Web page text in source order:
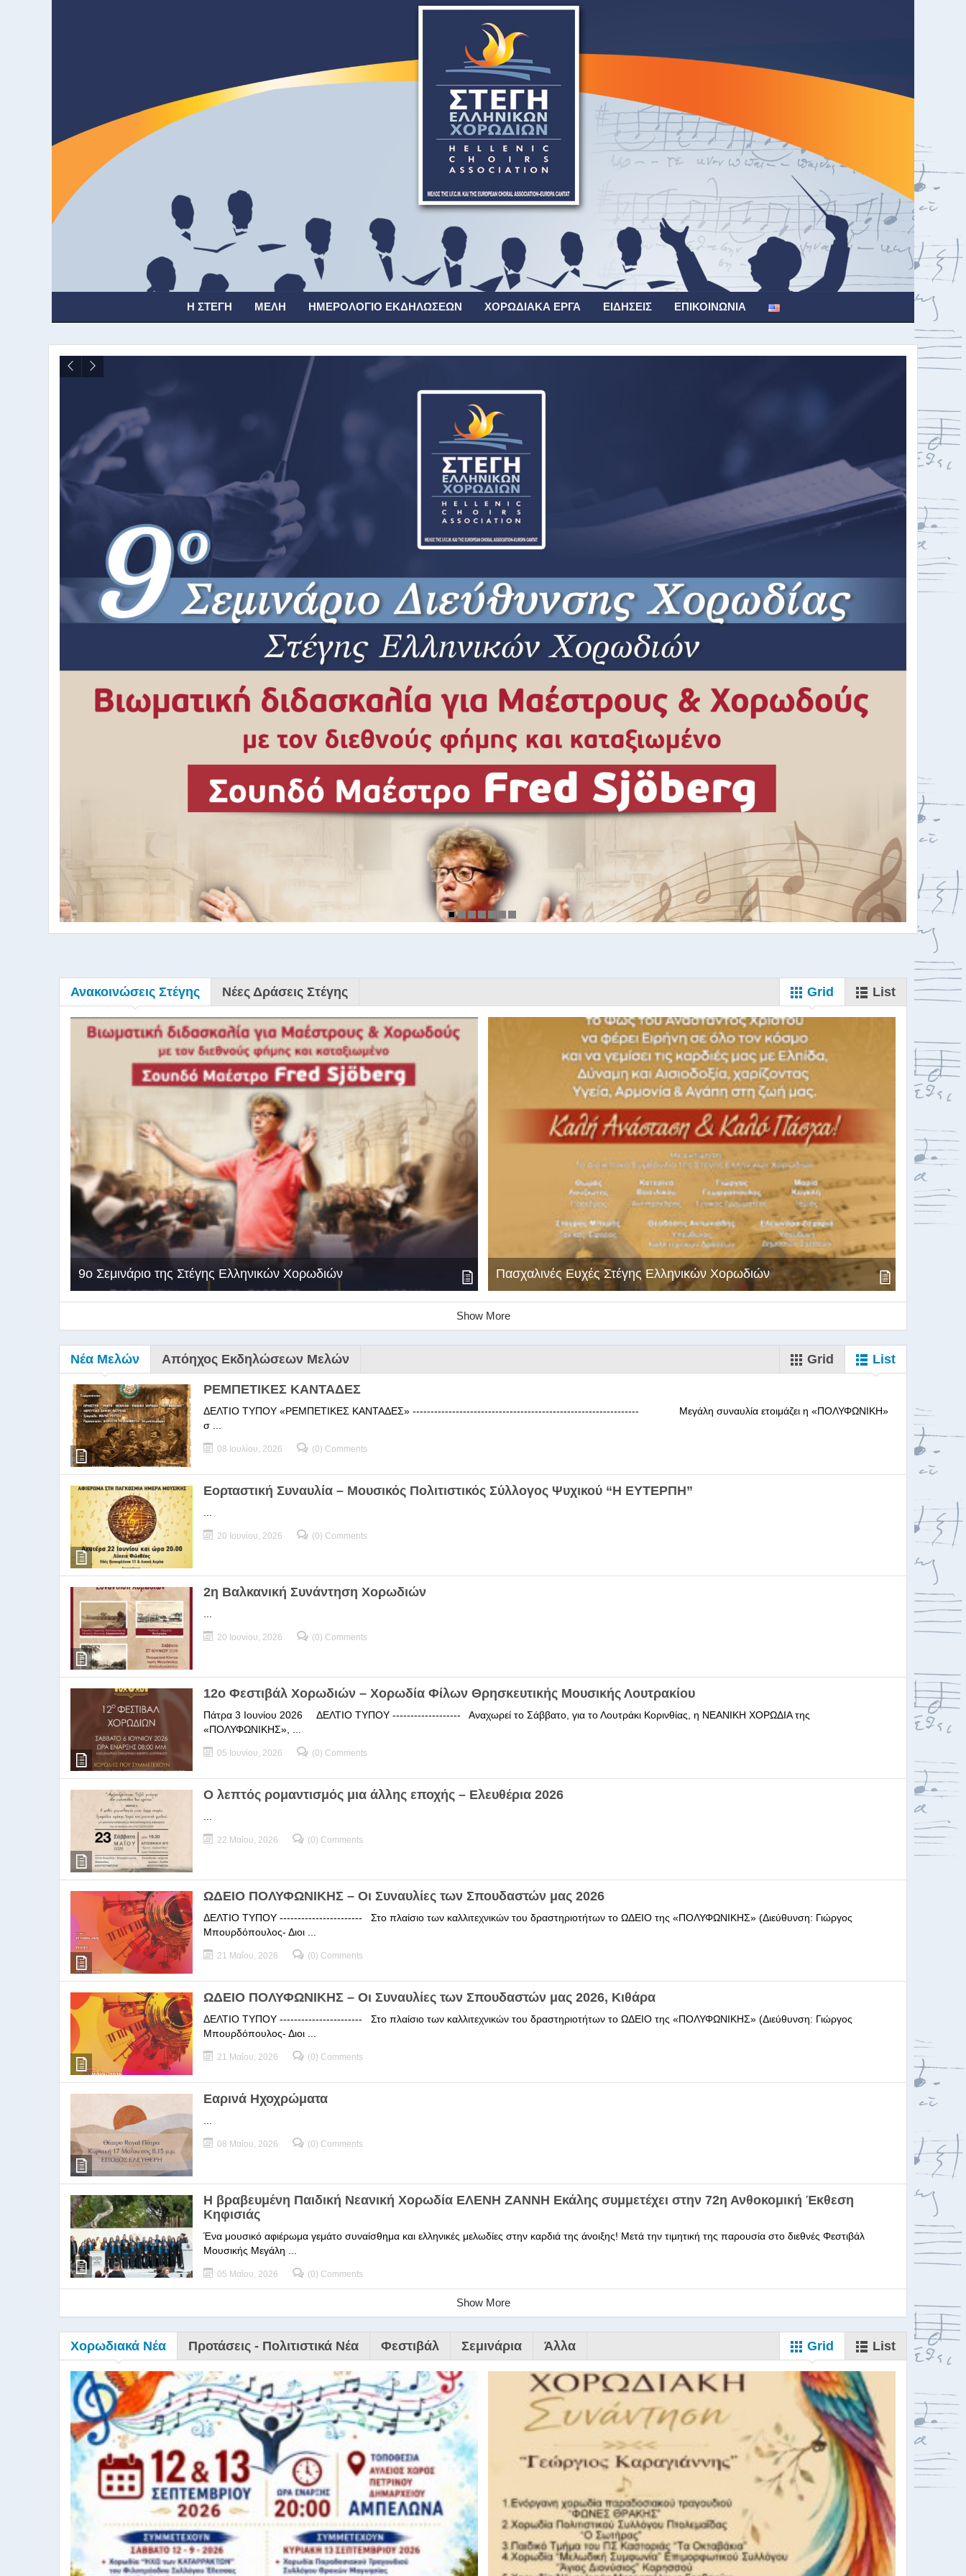
Η ΣΤΈΓΗ ΜΈΛΗ ΗΜΕΡΟΛΌΓΙΟ ΕΚΔΗΛΏΣΕΩΝ ΧΟΡΩΔΙΑΚΆ ΈΡΓΑ ΕΙΔΉΣΕΙΣ ΕΠΙΚΟΙΝΩΝΊΑ
9ο Σεμινάριο της Στέγης Ελληνικών Χορωδιών
9Ο Σεμινάριο Διεύθυνσης Χορωδίας της Στέγης Ελληνικών Χορωδιών Βιωματική διδασκαλία για Μαέστρου...
Ανακοινώσεις Στέγης Νέες Δράσεις Στέγης Grid List
9ο Σεμινάριο της Στέγης Ελληνικών Χορωδιών Πασχαλινές Ευχές Στέγης Ελληνικών Χορωδιών
Show More
Νέα Μελών Απόηχος Εκδηλώσεων Μελών Grid List
ΡΕΜΠΕΤΙΚΕΣ ΚΑΝΤΑΔΕΣ
ΔΕΛΤΙΟ ΤΥΠΟΥ «ΡΕΜΠΕΤΙΚΕΣ ΚΑΝΤΑΔΕΣ» --------------------------------------------------------------- Μεγάλη συναυλία ετοιμάζει η «ΠΟΛΥΦΩΝΙΚΗ»
σ ...
08 Ιουλίου, 2026 (0) Comments
Εορταστική Συναυλία – Μουσικός Πολιτιστικός Σύλλογος Ψυχικού “Η ΕΥΤΕΡΠΗ”
20 Ιουνίου, 2026 (0) Comments
2η Βαλκανική Συνάντηση Χορωδιών
20 Ιουνίου, 2026 (0) Comments
12ο Φεστιβάλ Χορωδιών – Χορωδία Φίλων Θρησκευτικής Μουσικής Λουτρακίου
Πάτρα 3 Ιουνίου 2026 ΔΕΛΤΙΟ ΤΥΠΟΥ ------------------- Αναχωρεί το Σάββατο, για το Λουτράκι Κορινθίας, η ΝΕΑΝΙΚΗ ΧΟΡΩΔΙΑ της
«ΠΟΛΥΦΩΝΙΚΗΣ», ...
05 Ιουνίου, 2026 (0) Comments
Ο λεπτός ρομαντισμός μια άλλης εποχής – Ελευθέρια 2026
22 Μαΐου, 2026 (0) Comments
ΩΔΕΙΟ ΠΟΛΥΦΩΝΙΚΗΣ – Οι Συναυλίες των Σπουδαστών μας 2026
ΔΕΛΤΙΟ ΤΥΠΟΥ ----------------------- Στο πλαίσιο των καλλιτεχνικών του δραστηριοτήτων το ΩΔΕΙΟ της «ΠΟΛΥΦΩΝΙΚΗΣ» (Διεύθυνση: Γιώργος
Μπουρδόπουλος- Διοι ...
21 Μαΐου, 2026 (0) Comments
ΩΔΕΙΟ ΠΟΛΥΦΩΝΙΚΗΣ – Οι Συναυλίες των Σπουδαστών μας 2026, Κιθάρα
ΔΕΛΤΙΟ ΤΥΠΟΥ ----------------------- Στο πλαίσιο των καλλιτεχνικών του δραστηριοτήτων το ΩΔΕΙΟ της «ΠΟΛΥΦΩΝΙΚΗΣ» (Διεύθυνση: Γιώργος
Μπουρδόπουλος- Διοι ...
21 Μαΐου, 2026 (0) Comments
Εαρινά Ηχοχρώματα
08 Μαΐου, 2026 (0) Comments
Η βραβευμένη Παιδική Νεανική Χορωδία ΕΛΕΝΗ ΖΑΝΝΗ Εκάλης συμμετέχει στην 72η Ανθοκομική Έκθεση
Κηφισιάς
Ένα μουσικό αφιέρωμα γεμάτο συναίσθημα και ελληνικές μελωδίες στην καρδιά της άνοιξης! Μετά την τιμητική της παρουσία στο διεθνές Φεστιβάλ
Μουσικής Μεγάλη ...
05 Μαΐου, 2026 (0) Comments
Show More
Χορωδιακά Νέα Προτάσεις - Πολιτιστικά Νέα Φεστιβάλ Σεμινάρια Άλλα Grid List